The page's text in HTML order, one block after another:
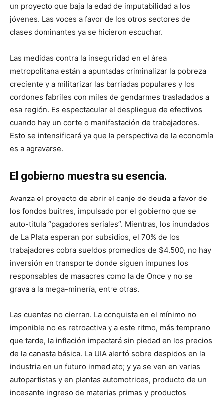
un proyecto que baja la edad de imputabilidad a los
jóvenes. Las voces a favor de los otros sectores de
clases dominantes ya se hicieron escuchar.
Las medidas contra la inseguridad en el área
metropolitana están a apuntadas criminalizar la pobreza
creciente y a militarizar las barriadas populares y los
cordones fabriles con miles de gendarmes trasladados a
esa región. Es espectacular el despliegue de efectivos
cuando hay un corte o manifestación de trabajadores.
Esto se intensificará ya que la perspectiva de la economía
es a agravarse.
El gobierno muestra su esencia.
Avanza el proyecto de abrir el canje de deuda a favor de
los fondos buitres, impulsado por el gobierno que se
auto-titula “pagadores seriales”. Mientras, los inundados
de La Plata esperan por subsidios, el 70% de los
trabajadores cobra sueldos promedios de $4.500, no hay
inversión en transporte donde siguen impunes los
responsables de masacres como la de Once y no se
grava a la mega-minería, entre otras.
Las cuentas no cierran. La conquista en el mínimo no
imponible no es retroactiva y a este ritmo, más temprano
que tarde, la inflación impactará sin piedad en los precios
de la canasta básica. La UIA alertó sobre despidos en la
industria en un futuro inmediato; y ya se ven en varias
autopartistas y en plantas automotrices, producto de un
incesante ingreso de materias primas y productos